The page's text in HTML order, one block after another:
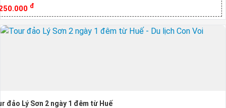
đ
đảo Lý Sơn 2 ngày 1 đêm từ Huế